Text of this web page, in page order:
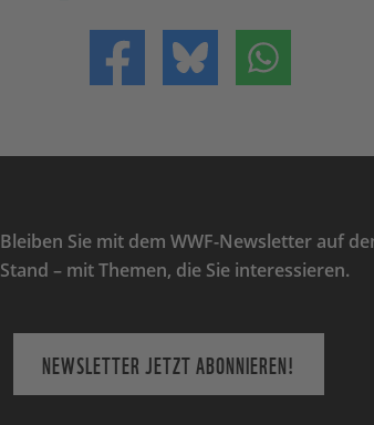
Teilen auf FacebookTeilen auf Bluesky
Bleiben Sie mit dem WWF-Newsletter auf
Stand – mit Themen, die Sie interessieren.
NEWSLETTER JETZT ABONNIEREN!